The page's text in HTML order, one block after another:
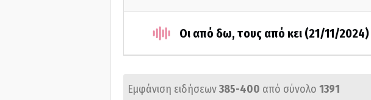
Οι από δω, τους από κει (21/11/2024)
Εμφάνιση ειδήσεων385-400 από σύνολο 1391